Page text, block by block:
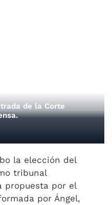
de la Corte
la elección del
tribunal
propuesta por el
por Ángel,